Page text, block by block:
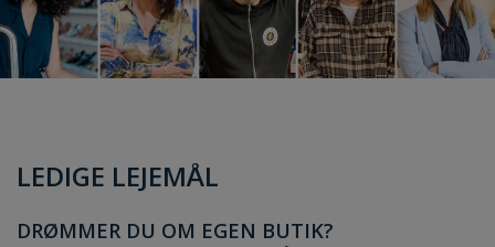
LEJEMÅL
ÅBNINGSTIDER
LEDIGE LEJEMÅL
DRØMMER DU OM EGEN BUTIK?